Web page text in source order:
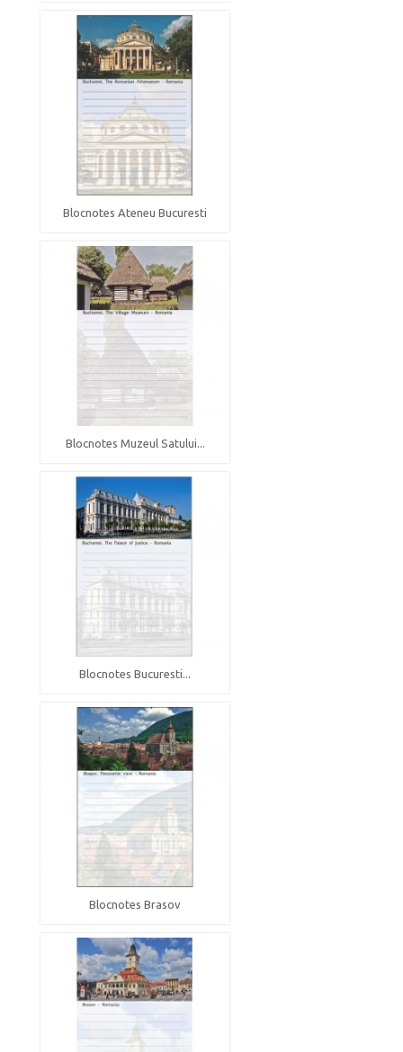
Blocnotes Ateneu Bucuresti
Blocnotes Muzeul Satului...
Blocnotes Bucuresti...
Blocnotes Brasov